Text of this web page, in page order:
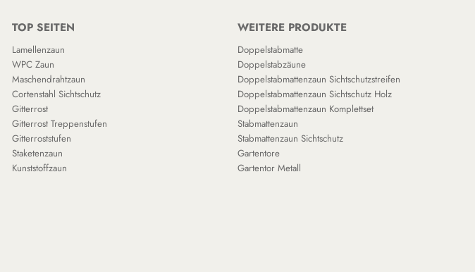
TOP SEITEN
Lamellenzaun
WPC Zaun
Maschendrahtzaun
Cortenstahl Sichtschutz
Gitterrost
Gitterrost Treppenstufen
Gitterroststufen
Staketenzaun
Kunststoffzaun
WEITERE PRODUKTE
Doppelstabmatte
Doppelstabzäune
Doppelstabmattenzaun Sichtschutzstreifen
Doppelstabmattenzaun Sichtschutz Holz
Doppelstabmattenzaun Komplettset
Stabmattenzaun
Stabmattenzaun Sichtschutz
Gartentore
Gartentor Metall